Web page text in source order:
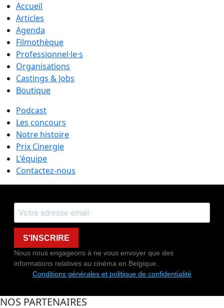
Accueil
Articles
Agenda
Filmothèque
Professionnel·le·s
Organisations
Castings & Jobs
Boutique
Podcast
Les concours
Notre histoire
Prix Cinergie
L'équipe
Contactez-nous
S'INSCRIRE
Nous nous engageons à ne vous envoyer que des
informations relatives au cinéma en Belgique.
Conditions générales et politique de confidentialité
NOS PARTENAIRES